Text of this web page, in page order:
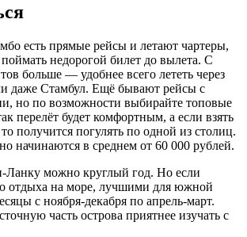
есть прямые рейсы и летают чартеры,
недорогой билет до вылета. С
больше — удобнее всего лететь через
даже Стамбул. Ещё бывают рейсы с
но по возможности выбирайте топовые
перелёт будет комфортным, а если взять
получится погулять по одной из столиц.
начинаются в среднем от 60 000 рублей.
можно круглый год. Но если
отдыха на море, лучшими для южной
с ноября-декабря по апрель-март.
часть острова приятнее изучать с